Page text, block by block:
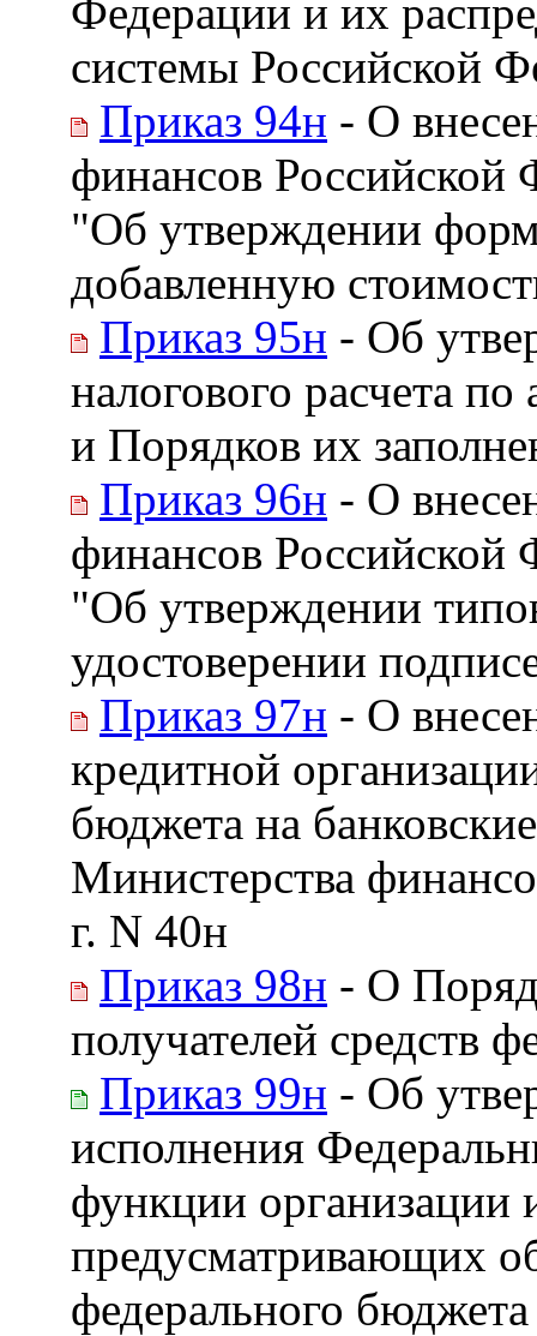
Федерации и их
системы Российской
Приказ 94н - О
финансов Российской
"Об утверждении
добавленную
Приказ 95н - Об
налогового расчета
и Порядков их
Приказ 96н - О
финансов Российской
"Об утверждении
удостоверении
Приказ 97н - О
кредитной
бюджета на
Министерства
г. N 40н
Приказ 98н - О
получателей средств
Приказ 99н - Об
исполнения
функции организации
предусматривающих
федерального